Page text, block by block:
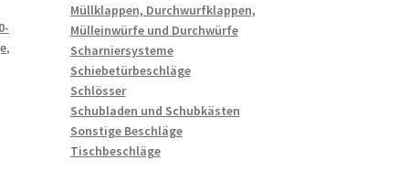
,
Müllklappen, Durchwurfklappen,
Mülleinwürfe und Durchwürfe
Scharniersysteme
Schiebetürbeschläge
Schlösser
Schubladen und Schubkästen
Sonstige Beschläge
Tischbeschläge